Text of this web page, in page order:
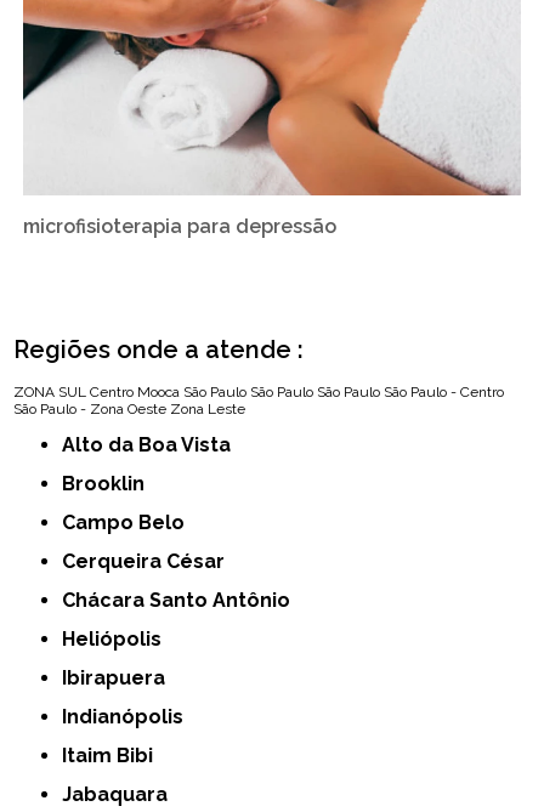
microfisioterapia para depressão
Regiões onde a atende :
ZONA SUL Centro Mooca São Paulo São Paulo São Paulo São Paulo - Centro
São Paulo - Zona Oeste Zona Leste
Alto da Boa Vista
Brooklin
Campo Belo
Cerqueira César
Chácara Santo Antônio
Heliópolis
Ibirapuera
Indianópolis
Itaim Bibi
Jabaquara